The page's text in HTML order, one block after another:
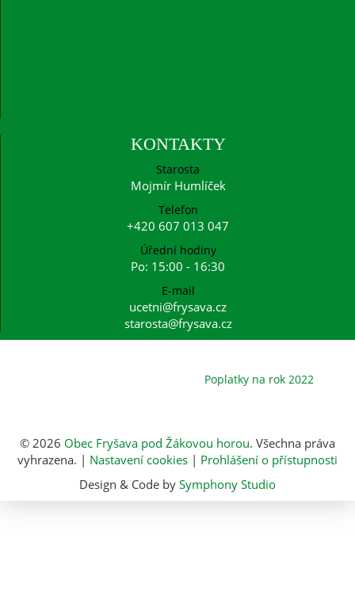
KONTAKTY
Starosta
Mojmír Humlíček
Telefon
+420 607 013 047
Úřední hodiny
Po: 15:00 - 16:30
E-mail
ucetni@frysava.cz
starosta@frysava.cz
Poplatky na rok 2022
© 2026 Obec Fryšava pod Žákovou horou. Všechna práva
vyhrazena. | Nastavení cookies | Prohlášení o přístupnosti
Design & Code by Symphony Studio